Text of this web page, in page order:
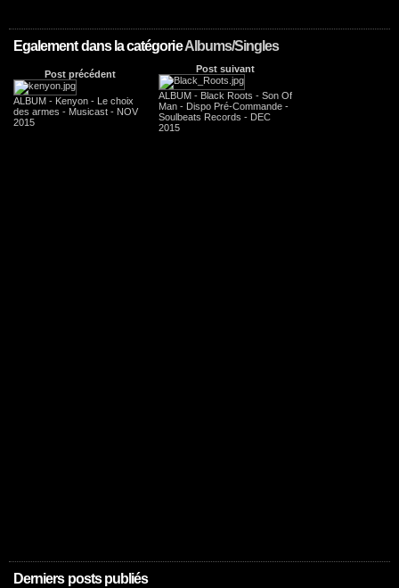
Egalement dans la catégorieAlbums/Singles
Post précédent
ALBUM - Kenyon - Le choix
des armes - Musicast - NOV
2015
Post suivant
ALBUM - Black Roots - Son Of
Man - Dispo Pré-Commande -
Soulbeats Records - DEC
2015
Derniers posts publiés